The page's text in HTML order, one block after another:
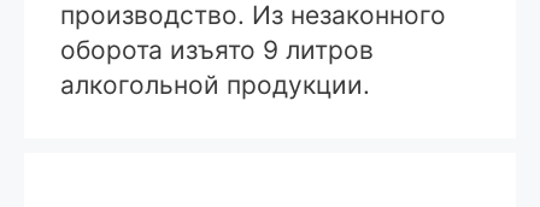
производство. Из незаконного
оборота изъято 9 литров
алкогольной продукции.